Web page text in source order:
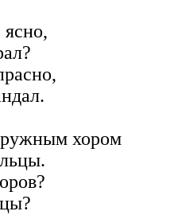
хором